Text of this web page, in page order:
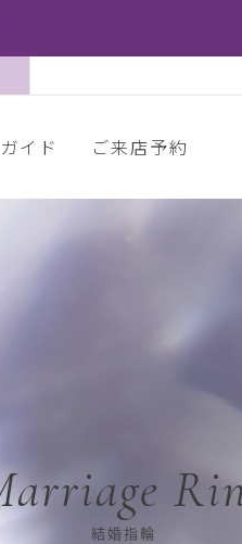
ガイド ご来店予約
結婚指輪